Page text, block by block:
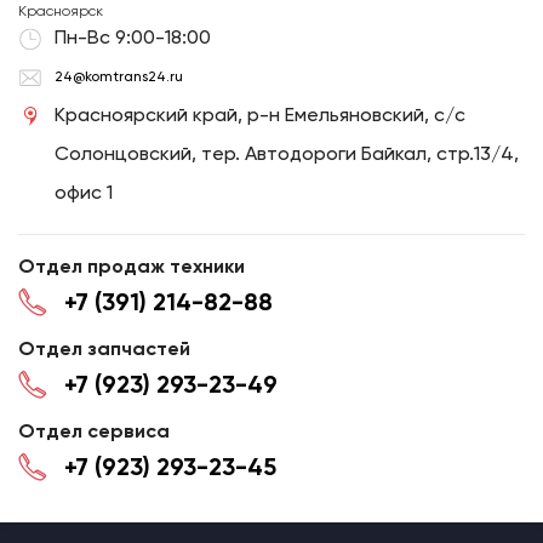
Красноярск
Пн-Вс 9:00-18:00
24@komtrans24.ru
Красноярский край, р-н Емельяновский, с/с
Солонцовский, тер. Автодороги Байкал, стр.13/4,
офис 1
Отдел продаж техники
+7 (391) 214-82-88
Отдел запчастей
+7 (923) 293-23-49
Отдел сервиса
+7 (923) 293-23-45